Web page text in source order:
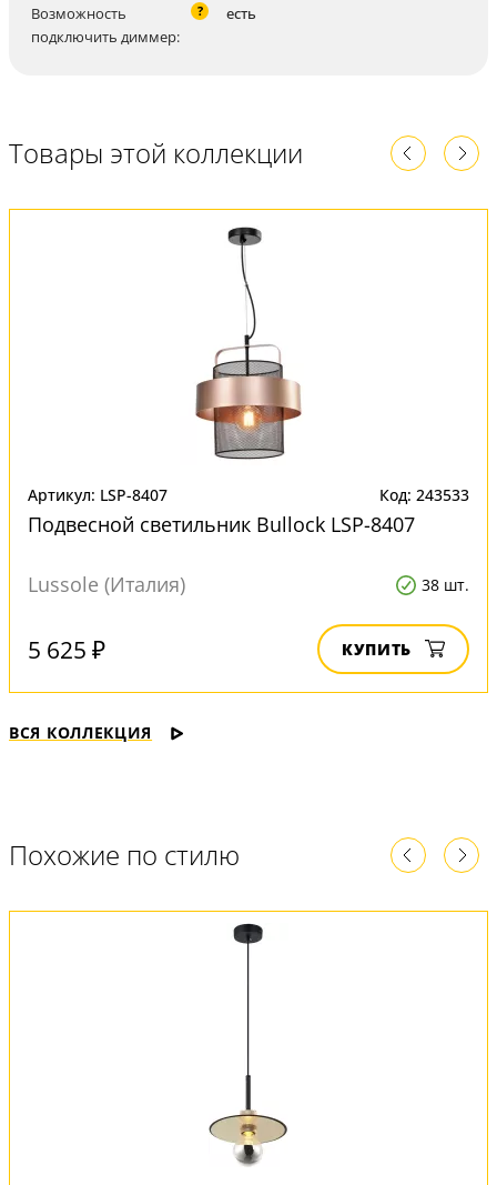
Возможность
подключить диммер:
? есть
Товары этой коллекции
Артикул: LSP-8407 Код: 243533
Подвесной светильник Bullock LSP-8407
Lussole (Италия) 38 шт.
5 625 ₽ КУПИТЬ
ВСЯ КОЛЛЕКЦИЯ
Похожие по стилю